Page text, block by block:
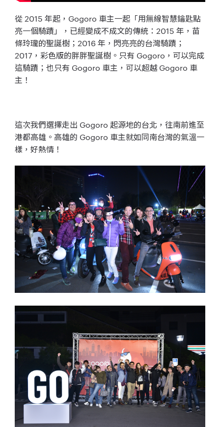
從 2015 年起，Gogoro 車主一起「用無線智慧鑰匙點
亮一個騎蹟」，已經變成不成文的傳統： 2015 年，苗
條玲瓏的聖誕樹；2016 年，閃亮亮的台灣騎蹟；
2017，彩色版的胖胖聖誕樹。只有 Gogoro，可以完成
這騎蹟；也只有 Gogoro 車主，可以超越 Gogoro 車
主 ！
這次我們選擇走出 Gogoro 起源地的台北，往南前進至
港都高雄。高雄的 Gogoro 車主就如同南台灣的氣溫一
樣，好熱情！